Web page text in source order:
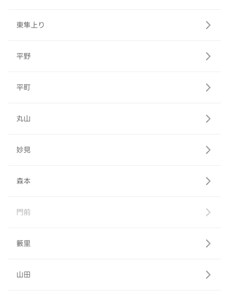
東隼上り
平野
平町
丸山
妙見
森本
門前
籔里
山田